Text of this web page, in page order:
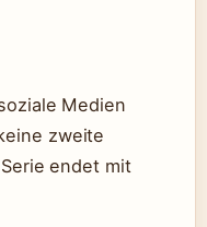
Medien
zweite
endet mit